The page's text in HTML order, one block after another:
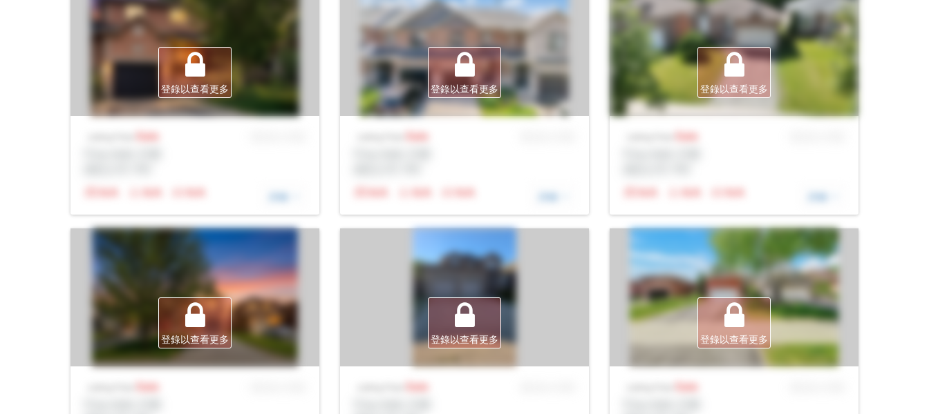
登錄以查看更多
Sale
N/A
N/A N/A 詳細
登錄以查看更多
Sale
N/A
N/A N/A 詳細
登錄以查看更多
Sale
N/A
N/A N/A 詳細
登錄以查看更多
Sale
登錄以查看更多
Sale
登錄以查看更多
Sale